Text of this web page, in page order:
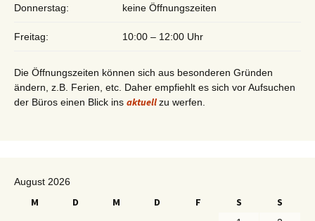
Donnerstag: keine Öffnungszeiten
Freitag: 10:00 – 12:00 Uhr
Die Öffnungszeiten können sich aus besonderen Gründen
ändern, z.B. Ferien, etc. Daher empfiehlt es sich vor Aufsuchen
der Büros einen Blick ins aktuellzu werfen.
August 2026
M D M D F S S